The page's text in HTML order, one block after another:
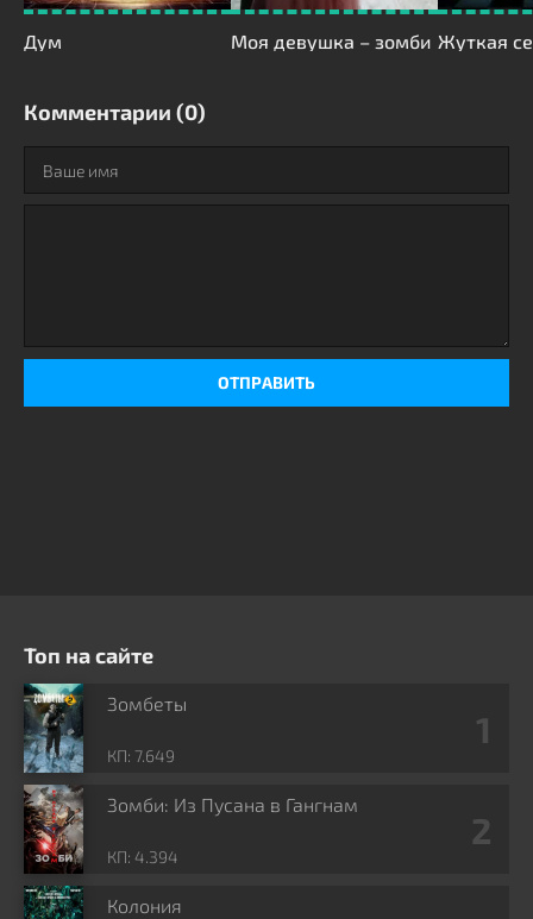
Дум Моя девушка – зомби Жуткая
Комментарии (0)
ОТПРАВИТЬ
Топ на сайте
Зомбеты
КП: 7.649
Зомби: Из Пусана в Гангнам
КП: 4.394
Колония